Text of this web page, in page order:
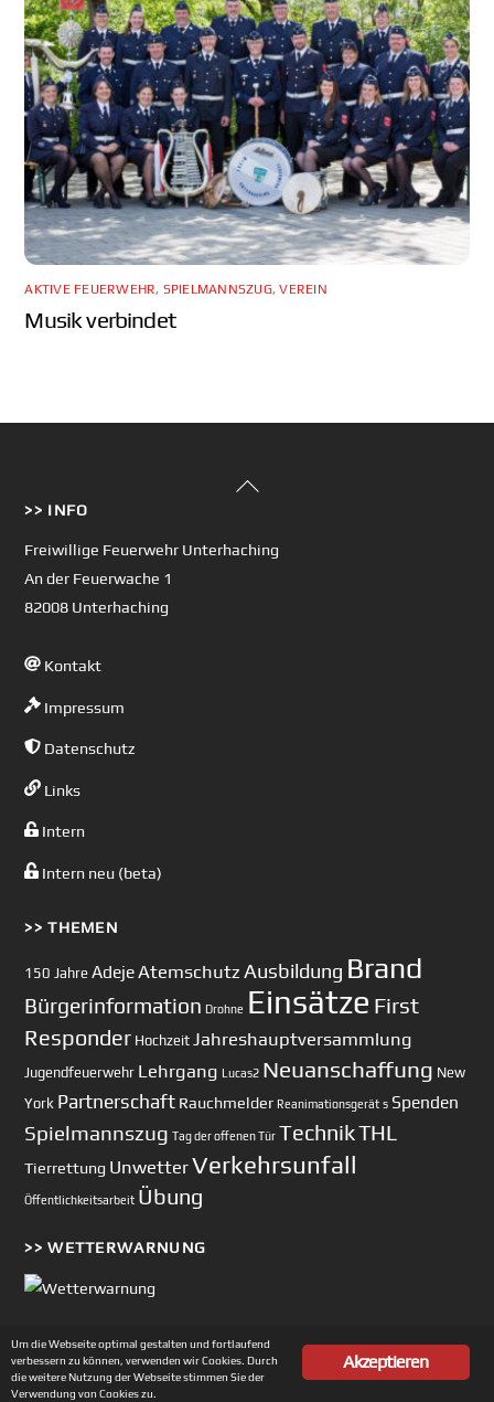
AKTIVE FEUERWEHR, SPIELMANNSZUG,VEREIN
Musik verbindet
Back
>> INFO
Freiwillige Feuerwehr Unterhaching
An der Feuerwache 1
82008 Unterhaching
Kontakt
Impressum
Datenschutz
Links
Intern
Intern neu (beta)
>> THEMEN
150 Jahre AdejeAtemschutz Ausbildung Brand
Bürgerinformation Drohne Einsätze First
Responder Hochzeit Jahreshauptversammlung
Jugendfeuerwehr Lehrgang Lucas2 Neuanschaffung New
York Partnerschaft Rauchmelder Reanimationsgerät s Spenden
Spielmannszug Tag der offenen Tür TechnikTHL
Tierrettung UnwetterVerkehrsunfall
Öffentlichkeitsarbeit Übung
>> WETTERWARNUNG
Copyright © 2002-2026 Feuerwehr Unterhaching
Akzeptieren
Um die Webseite optimal gestalten und fortlaufend
verbessern zu können, verwenden wir Cookies. Durch
die weitere Nutzung der Webseite stimmen Sie der
Verwendung von Cookies zu.